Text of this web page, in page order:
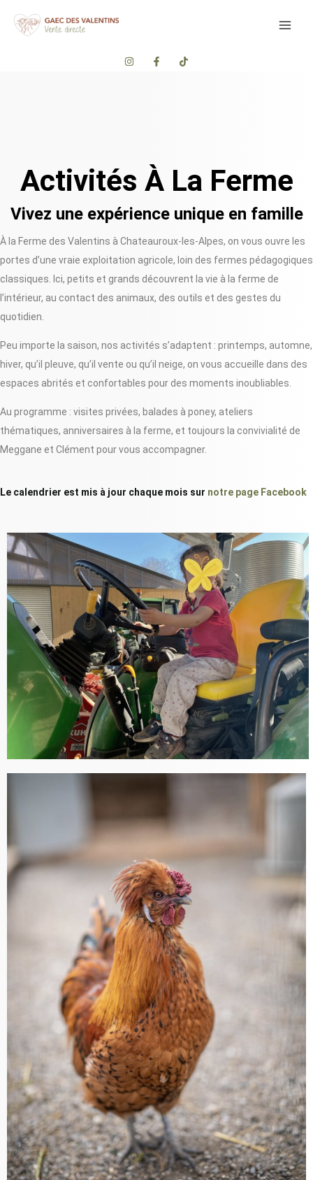
Activités À La Ferme
Vivez une expérience unique en famille​
À la Ferme des Valentins à Chateauroux-les-Alpes, on vous ouvre les
portes d’une vraie exploitation agricole, loin des fermes pédagogiques
classiques. Ici, petits et grands découvrent la vie à la ferme de
l’intérieur, au contact des animaux, des outils et des gestes du
quotidien.
Peu importe la saison, nos activités s’adaptent : printemps, automne,
hiver, qu’il pleuve, qu’il vente ou qu’il neige, on vous accueille dans des
espaces abrités et confortables pour des moments inoubliables.
Au programme : visites privées, balades à poney, ateliers
thématiques, anniversaires à la ferme, et toujours la convivialité de
Meggane et Clément pour vous accompagner.
Le calendrier est mis à jour chaque mois sur notre page Facebook